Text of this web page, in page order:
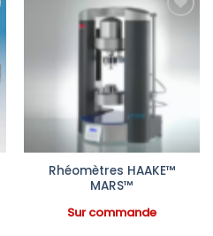
à la liste
d’envies
Rhéomètres HAAKE™
MARS™
Sur commande